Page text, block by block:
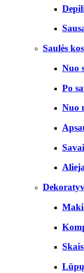
Saulės
Nuo
Po
Nuo